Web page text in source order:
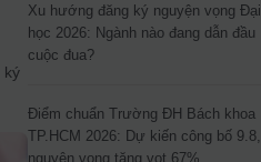
ký
Xu hướng đăng ký nguyện vọng Đại
học 2026: Ngành nào đang dẫn đầu
cuộc đua?
Điểm chuẩn Trường ĐH Bách khoa
TP.HCM 2026: Dự kiến công bố 9.8,
nguyện vọng tăng vọt 67%